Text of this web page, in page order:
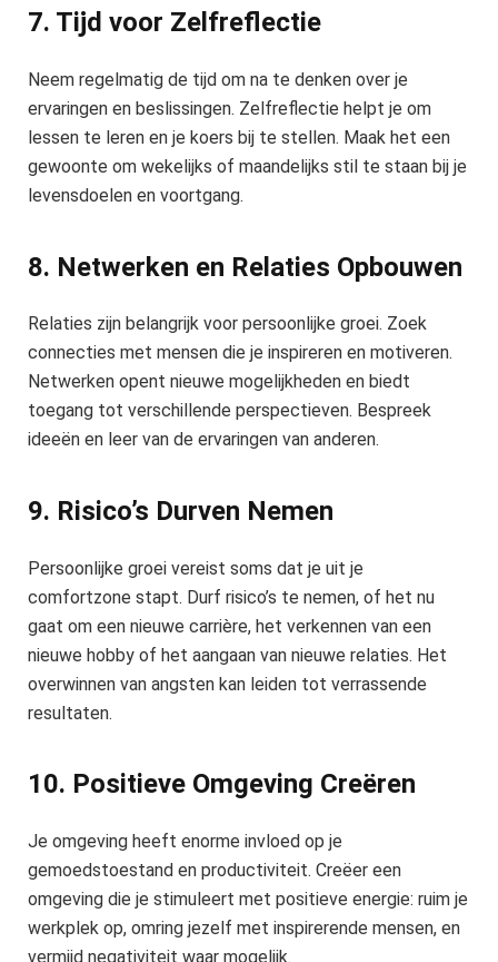
7. Tijd voor Zelfreflectie
Neem regelmatig de tijd om na te denken over je
ervaringen en beslissingen. Zelfreflectie helpt je om
lessen te leren en je koers bij te stellen. Maak het een
gewoonte om wekelijks of maandelijks stil te staan bij je
levensdoelen en voortgang.
8. Netwerken en Relaties Opbouwen
Relaties zijn belangrijk voor persoonlijke groei. Zoek
connecties met mensen die je inspireren en motiveren.
Netwerken opent nieuwe mogelijkheden en biedt
toegang tot verschillende perspectieven. Bespreek
ideeën en leer van de ervaringen van anderen.
9. Risico’s Durven Nemen
Persoonlijke groei vereist soms dat je uit je
comfortzone stapt. Durf risico’s te nemen, of het nu
gaat om een nieuwe carrière, het verkennen van een
nieuwe hobby of het aangaan van nieuwe relaties. Het
overwinnen van angsten kan leiden tot verrassende
resultaten.
10. Positieve Omgeving Creëren
Je omgeving heeft enorme invloed op je
gemoedstoestand en productiviteit. Creëer een
omgeving die je stimuleert met positieve energie: ruim je
werkplek op, omring jezelf met inspirerende mensen, en
vermijd negativiteit waar mogelijk.